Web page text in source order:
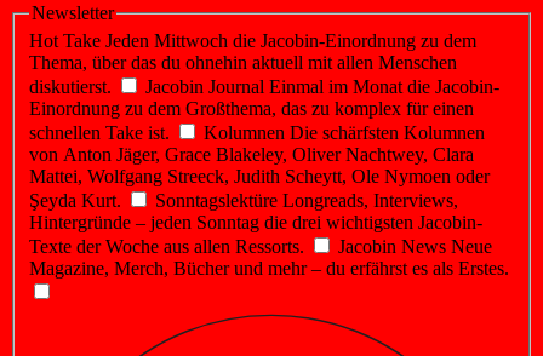
Newsletter
Hot Take Jeden Mittwoch die Jacobin-Einordnung zu dem
Thema, über das du ohnehin aktuell mit allen Menschen
diskutierst.
Jacobin Journal Einmal im Monat die Jacobin-
Einordnung zu dem Großthema, das zu komplex für einen
schnellen Take ist.
Kolumnen Die schärfsten Kolumnen
von Anton Jäger, Grace Blakeley, Oliver Nachtwey, Clara
Mattei, Wolfgang Streeck, Judith Scheytt, Ole Nymoen oder
Şeyda Kurt.
Sonntagslektüre Longreads, Interviews,
Hintergründe – jeden Sonntag die drei wichtigsten Jacobin-
Texte der Woche aus allen Ressorts.
Jacobin News Neue
Magazine, Merch, Bücher und mehr – du erfährst es als Erstes.